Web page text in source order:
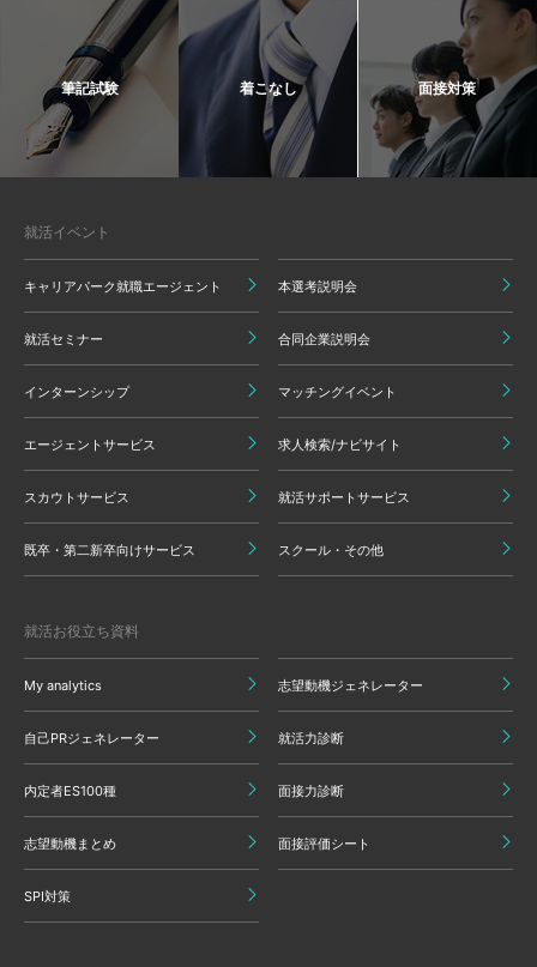
筆記試験 着こなし 面接対策
就活イベント
キャリアパーク就職エージェント 本選考説明会
就活セミナー 合同企業説明会
インターンシップ マッチングイベント
エージェントサービス 求人検索/ナビサイト
スカウトサービス 就活サポートサービス
既卒・第二新卒向けサービス スクール・その他
就活お役立ち資料
My analytics 志望動機ジェネレーター
自己PRジェネレーター 就活力診断
内定者ES100種 面接力診断
志望動機まとめ 面接評価シート
SPI対策